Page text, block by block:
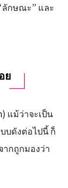
กษณะ” และ
ย
แม้ว่าจะเป็น
บดังต่อไปนี้ ก็
ากถูกมองว่า